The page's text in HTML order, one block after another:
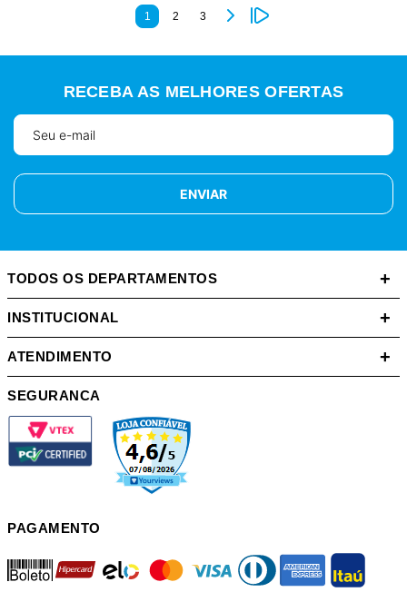
1 2 3
RECEBA AS MELHORES OFERTAS
ENVIAR
TODOS OS DEPARTAMENTOS +
INSTITUCIONAL +
ATENDIMENTO +
SEGURANCA
PAGAMENTO
boleto mastercard diners american itau